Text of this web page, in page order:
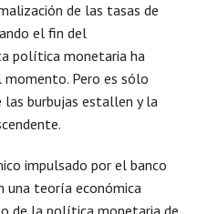
de las tasas de
el fin del
política monetaria ha
Pero es sólo
burbujas estallen y la
impulsado por el banco
una teoría económica